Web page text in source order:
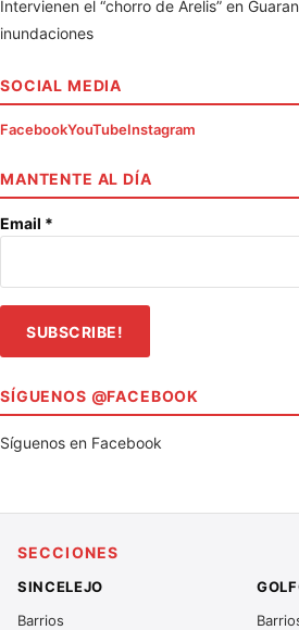
Intervienen el “chorro de Arelis” en
inundaciones
SOCIAL MEDIA
FacebookYouTubeInstagram
MANTENTE AL DÍA
Email *
SÍGUENOS @FACEBOOK
Síguenos en Facebook
SECCIONES
SINCELEJO
Barrios